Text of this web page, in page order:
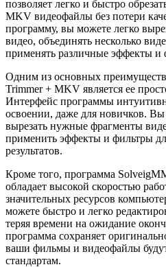
позволяет легко и быстро
MKV видеофайлы без потери
программу, вы можете легко
видео, объединять несколько
применять различные эффекты
Одним из основных
Trimmer + MKV является ее
Интерфейс программы
освоении, даже для новичков.
вырезать нужные фрагменты
применить эффекты и фильтры
результатов.
Кроме того, программа
обладает высокой скоростью
значительных ресурсов
можете быстро и легко
теряя времени на ожидание
программа сохраняет
ваши фильмы и видеофайлы
стандартам.